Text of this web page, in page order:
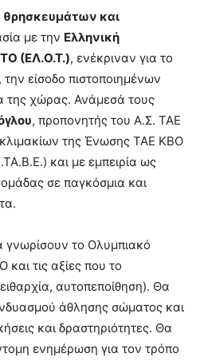
θρησκευμάτων και
με την Ελληνική
(ΕΛ.Ο.Τ.), ενέκριναν για το
είσοδο πιστοποιημένων
της χώρας. Ανάμεσά τους
, προπονητής του Α.Σ. ΤΑΕ
της Ένωσης ΤΑΕ ΚΒΟ
και με εμπειρία ως
σε παγκόσμια και
γνωρίσουν το Ολυμπιακό
τις αξίες που το
αυτοπεποίθηση). Θα
άθλησης σώματος και
και δραστηριότητες. Θα
ενημέρωση για τον τρόπο